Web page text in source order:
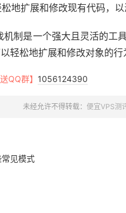
地扩展和修改现有代码，以
机制是一个强大且灵活的工
轻松地扩展和修改对象的行
QQ群】 1056124390
未经允许不得转载： 便宜VPS测
见模式